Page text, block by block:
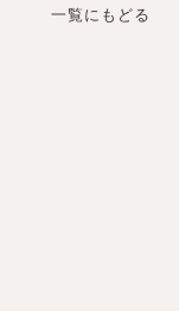
一覧にもどる